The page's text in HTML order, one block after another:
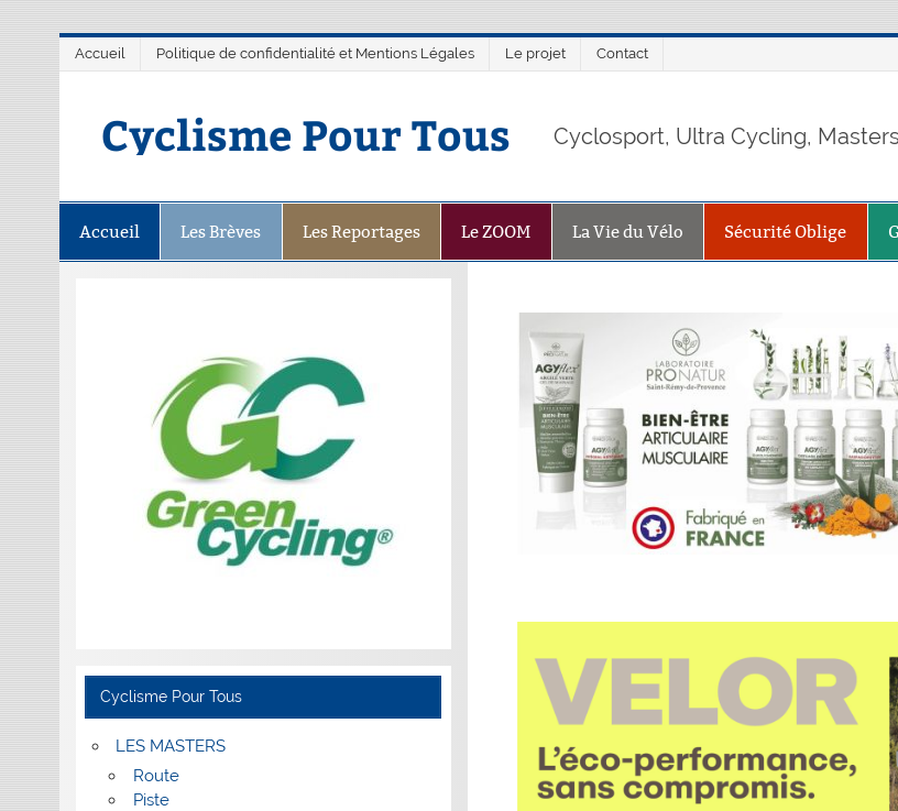
Accueil Politique de confidentialité et Mentions Légales Le projet Contact
Cyclisme Pour Tous Cyclosport, Ultra Cycling,
Accueil Les Brèves Les Reportages Le ZOOM La Vie du Vélo Sécurité Oblige
Cyclisme Pour Tous
LES MASTERS
Route
Piste